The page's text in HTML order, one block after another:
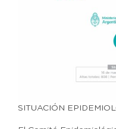
SITUACIÓN